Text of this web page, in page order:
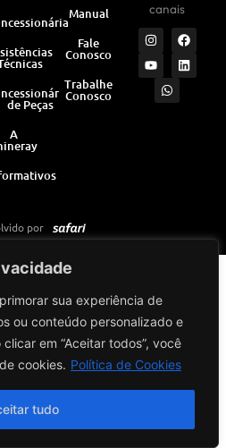
sua experiência de
ou conteúdo personalizado e
em “Aceitar todos”, você
cookies. Política de Cookies
tudo
de Peças
A
Manual
Fale
Conosco
Trabalhe
Conosco
canais
I
n
s
t
a
F
a
c
e
Y
o
u
t
u
L
i
n
k
W
a
s
a
por